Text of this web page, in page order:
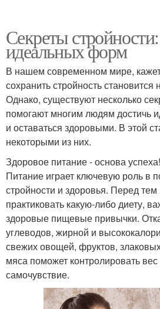
Секреты
идеальных форм
В нашем современном мире,
сохранить стройность становится
Однако, существуют несколько
помогают многим людям достичь
и оставаться здоровыми. В этой
некоторыми из них.
Здоровое питание - основа успеха!
Питание играет ключевую роль в
стройности и здоровья. Перед тем
практиковать какую-либо диету,
здоровые пищевые привычки.
углеводов, жирной и
свежих овощей, фруктов,
мяса поможет контролировать
самочувствие.